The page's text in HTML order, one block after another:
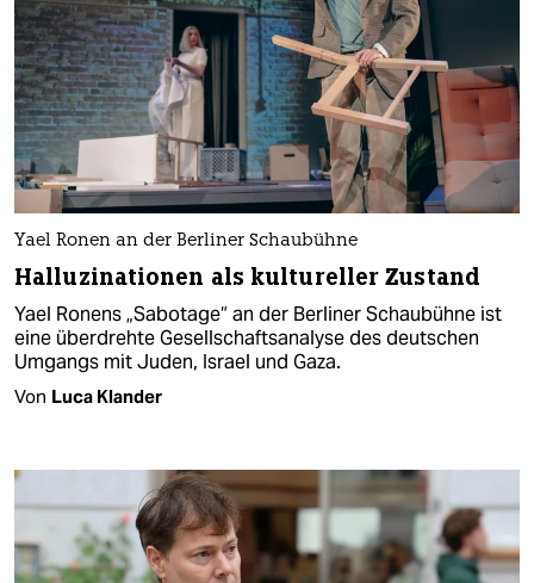
Yael Ronen an der Berliner Schaubühne
Halluzinationen als kultureller Zustand
Yael Ronens „Sabotage“ an der Berliner Schaubühne ist
eine überdrehte Gesellschaftsanalyse des deutschen
Umgangs mit Juden, Israel und Gaza.
Von Luca Klander